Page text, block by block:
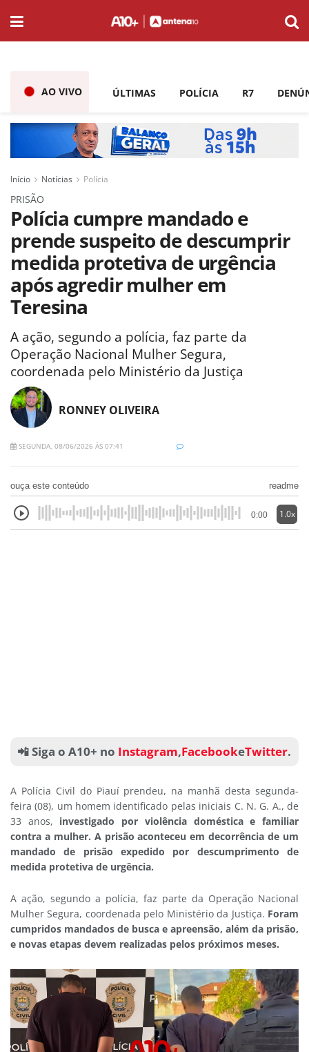
AO VIVO ÚLTIMAS POLÍCIA R7
Início Notícias Polícia
PRISÃO
Polícia cumpre mandado e
prende suspeito de descumprir
medida protetiva de urgência
após agredir mulher em
Teresina
A ação, segundo a polícia, faz parte da
Operação Nacional Mulher Segura,
coordenada pelo Ministério da Justiça
RONNEY OLIVEIRA
SEGUNDA, 08/06/2026 ÀS 07:41
ouça este conteúdo readme
0:00 1.0x
📲 Siga o A10+ no Instagram,FacebookeTwitter.
A Polícia Civil do Piauí prendeu, na manhã desta segunda-
feira (08), um homem identificado pelas iniciais C. N. G. A., de
33 anos, investigado por violência doméstica e familiar
contra a mulher. A prisão aconteceu em decorrência de um
mandado de prisão expedido por descumprimento de
medida protetiva de urgência.
A ação, segundo a polícia, faz parte da Operação Nacional
Mulher Segura, coordenada pelo Ministério da Justiça. Foram
cumpridos mandados de busca e apreensão, além da prisão,
e novas etapas devem realizadas pelos próximos meses.